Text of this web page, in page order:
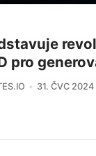
pro
31. ČVC 2024